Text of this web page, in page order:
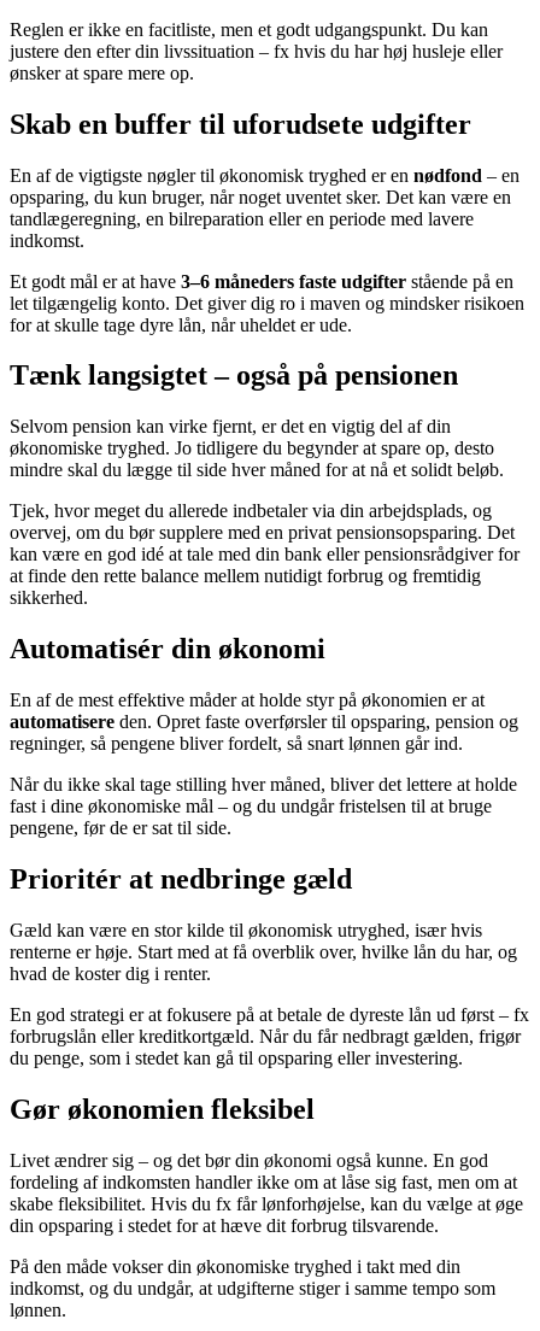
Reglen er ikke en facitliste, men et godt udgangspunkt. Du kan
justere den efter din livssituation – fx hvis du har høj husleje eller
ønsker at spare mere op.
Skab en buffer til uforudsete udgifter
En af de vigtigste nøgler til økonomisk tryghed er en nødfond – en
opsparing, du kun bruger, når noget uventet sker. Det kan være en
tandlægeregning, en bilreparation eller en periode med lavere
indkomst.
Et godt mål er at have 3–6 måneders faste udgifter stående på en
let tilgængelig konto. Det giver dig ro i maven og mindsker risikoen
for at skulle tage dyre lån, når uheldet er ude.
Tænk langsigtet – også på pensionen
Selvom pension kan virke fjernt, er det en vigtig del af din
økonomiske tryghed. Jo tidligere du begynder at spare op, desto
mindre skal du lægge til side hver måned for at nå et solidt beløb.
Tjek, hvor meget du allerede indbetaler via din arbejdsplads, og
overvej, om du bør supplere med en privat pensionsopsparing. Det
kan være en god idé at tale med din bank eller pensionsrådgiver for
at finde den rette balance mellem nutidigt forbrug og fremtidig
sikkerhed.
Automatisér din økonomi
En af de mest effektive måder at holde styr på økonomien er at
automatisere den. Opret faste overførsler til opsparing, pension og
regninger, så pengene bliver fordelt, så snart lønnen går ind.
Når du ikke skal tage stilling hver måned, bliver det lettere at holde
fast i dine økonomiske mål – og du undgår fristelsen til at bruge
pengene, før de er sat til side.
Prioritér at nedbringe gæld
Gæld kan være en stor kilde til økonomisk utryghed, især hvis
renterne er høje. Start med at få overblik over, hvilke lån du har, og
hvad de koster dig i renter.
En god strategi er at fokusere på at betale de dyreste lån ud først – fx
forbrugslån eller kreditkortgæld. Når du får nedbragt gælden, frigør
du penge, som i stedet kan gå til opsparing eller investering.
Gør økonomien fleksibel
Livet ændrer sig – og det bør din økonomi også kunne. En god
fordeling af indkomsten handler ikke om at låse sig fast, men om at
skabe fleksibilitet. Hvis du fx får lønforhøjelse, kan du vælge at øge
din opsparing i stedet for at hæve dit forbrug tilsvarende.
På den måde vokser din økonomiske tryghed i takt med din
indkomst, og du undgår, at udgifterne stiger i samme tempo som
lønnen.